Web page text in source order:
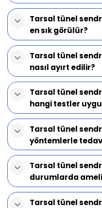
Tarsal tünel
en sık görülür?
Tarsal tünel
nasıl ayırt edilir?
Tarsal tünel
hangi testler
Tarsal tünel
yöntemlerle
Tarsal tünel
durumlarda
Tarsal tünel